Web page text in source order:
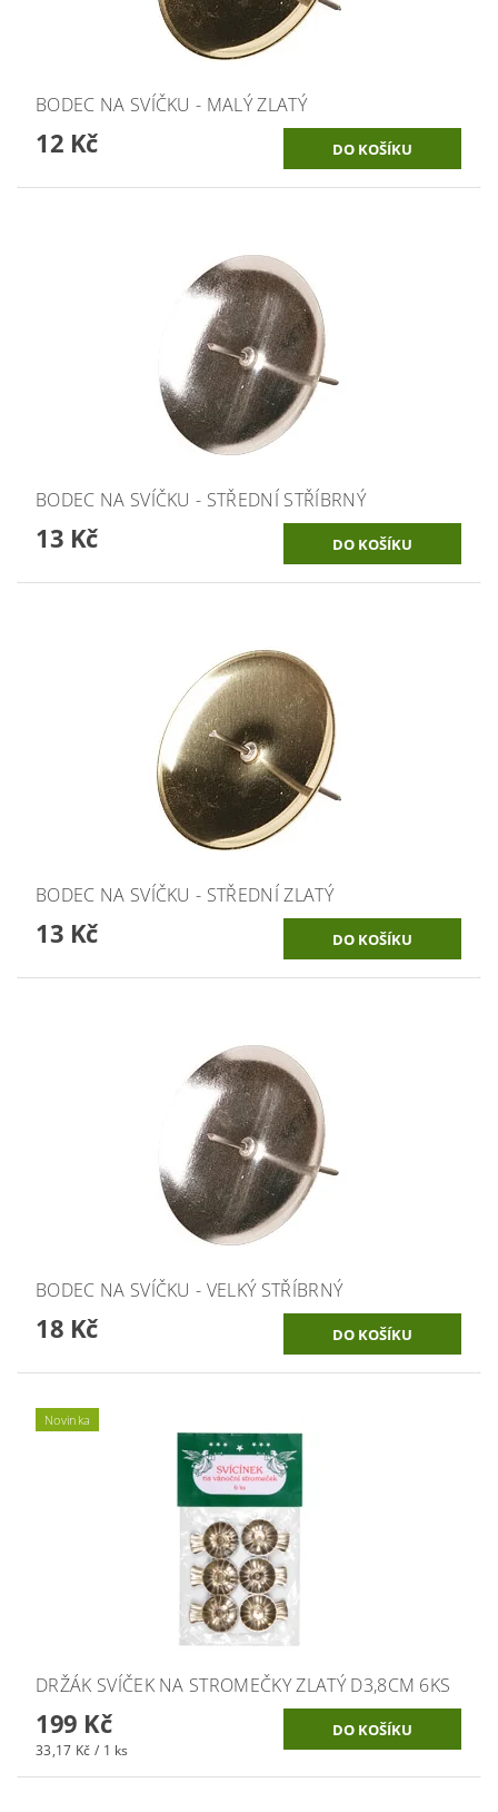
BODEC NA SVÍČKU - MALÝ ZLATÝ
12 Kč
BODEC NA SVÍČKU - STŘEDNÍ STŘÍBRNÝ
13 Kč
BODEC NA SVÍČKU - STŘEDNÍ ZLATÝ
13 Kč
BODEC NA SVÍČKU - VELKÝ STŘÍBRNÝ
18 Kč
Novinka
DRŽÁK SVÍČEK NA STROMEČKY ZLATÝ D3,8CM 6KS
199 Kč
33,17 Kč / 1 ks